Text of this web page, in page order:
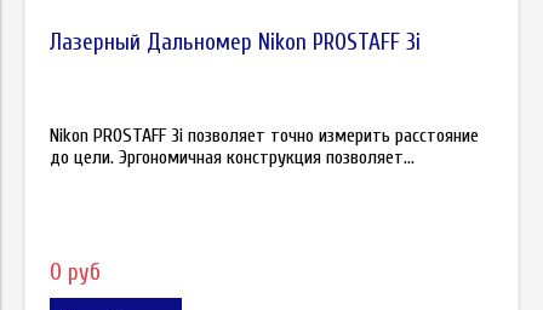
Лазерный Дальномер Nikon PROSTAFF 3i
Nikon PROSTAFF 3i позволяет точно измерить расстояние
до цели. Эргономичная конструкция позволяет...
0 руб